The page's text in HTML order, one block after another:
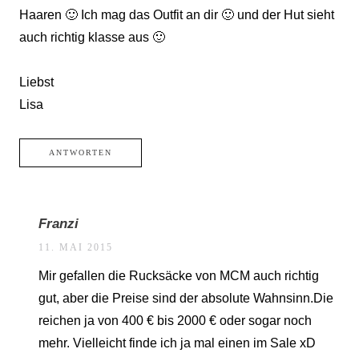
Haaren 🙂 Ich mag das Outfit an dir 🙂 und der Hut sieht
auch richtig klasse aus 🙂
Liebst
Lisa
ANTWORTEN
Franzi
11. MAI 2015
Mir gefallen die Rucksäcke von MCM auch richtig
gut, aber die Preise sind der absolute Wahnsinn.Die
reichen ja von 400 € bis 2000 € oder sogar noch
mehr. Vielleicht finde ich ja mal einen im Sale xD